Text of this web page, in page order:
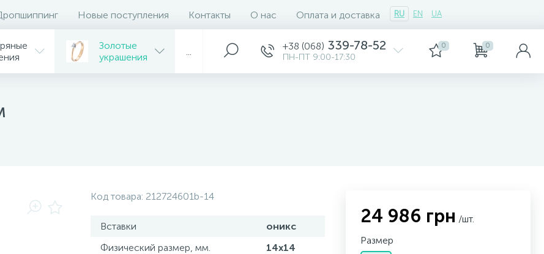
Новые поступления Контакты О нас Оплата и доставка RU EN UA
Золотые
украшения
+38 (068) 339-78-52
ПН-ПТ 9:00-17:30
0 0
Код товара: 212724601b-14
Вставки
оникс
Физический размер, мм.
14x14
24 986 грн /шт.
Размер